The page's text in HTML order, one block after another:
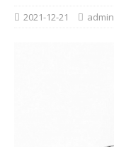
2021-12-21 admin